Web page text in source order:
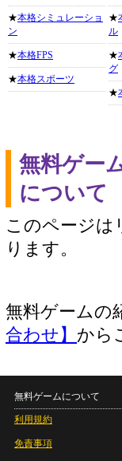
★本格シミュレーショ
ン
★本格FPS
★本格スポーツ
★
ル
★
グ
★
無料ゲー
について
このページは
ります。
無料ゲームの
合わせ】 から
無料ゲームについて
利用規約
免責事項